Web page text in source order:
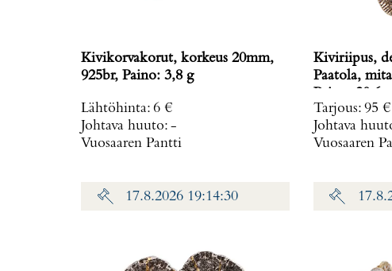
Kivikorvakorut, korkeus 20mm,
925br, Paino: 3,8 g
Lähtöhinta: 6 €
Johtava huuto: -
Vuosaaren Pantti
Kiviriipus,
Paatola,
Tarjous: 95 €
Johtava
Vuosaaren
17.8.2026 19:14:30